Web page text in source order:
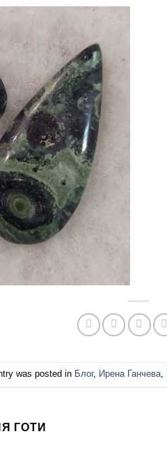
was posted in Блог, Ирена Ганчева,
ГОТИ